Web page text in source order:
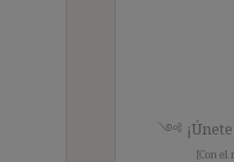
༺ ¡Únete
[Con el